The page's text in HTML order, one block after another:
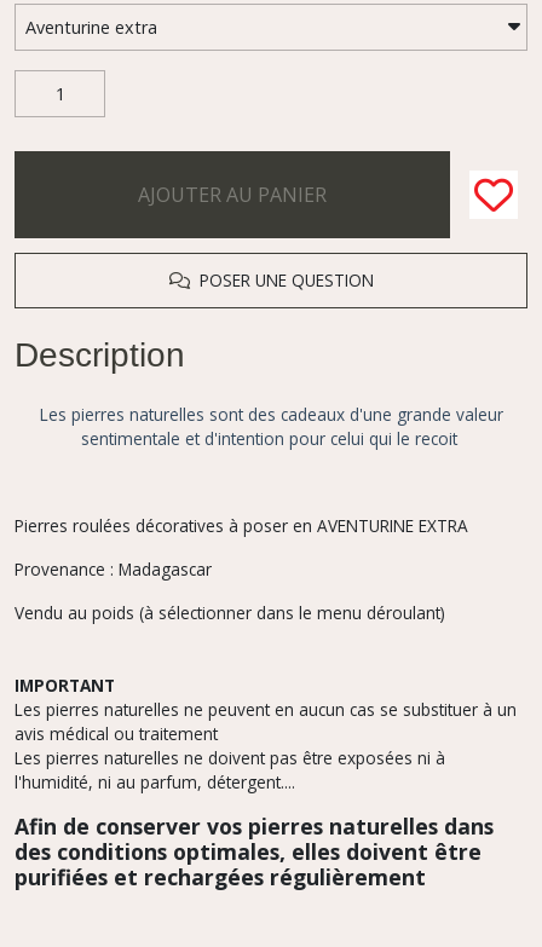
AJOUTER AU PANIER
POSER UNE QUESTION
Description
Les pierres naturelles sont des cadeaux d'une grande valeur
sentimentale et d'intention pour celui qui le recoit
Pierres roulées décoratives à poser en AVENTURINE EXTRA
Provenance : Madagascar
Vendu au poids (à sélectionner dans le menu déroulant)
IMPORTANT
Les pierres naturelles ne peuvent en aucun cas se substituer à un
avis médical ou traitement
Les pierres naturelles ne doivent pas être exposées ni à
l'humidité, ni au parfum, détergent....
Afin de conserver vos pierres naturelles dans
des conditions optimales, elles doivent être
purifiées et rechargées régulièrement